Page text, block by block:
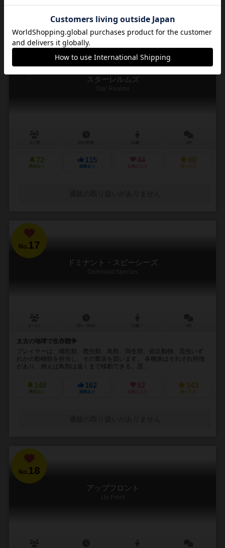
スターレルムズ
Star Realms
72
興味あり
115
経験あり
44
お気に入り
60
持ってる
No.17
ドミナント・スピーシーズ
Dominant Species
太古の地球で生存競争
プレイヤーは、哺乳類、爬虫類、鳥類、両生類、節足動物、昆虫いず
れかの動物類を担当し、その繁栄を競います。 各種族はそれぞれ特徴
があり、例えば鳥類は遠くまで移動できる、昆...
148
興味あり
162
経験あり
52
お気に入り
143
持ってる
No.18
アップフロント
Up Front